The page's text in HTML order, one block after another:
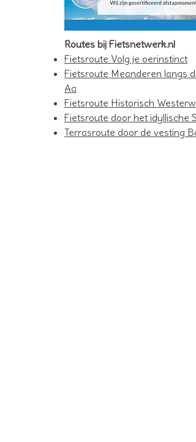
Routes bij Fietsnetwerk.nl
Fietsroute Volg je oerinstinct
Fietsroute Meanderen langs
Aa
Fietsroute Historisch
Fietsroute door het idyllische
Terrasroute door de vesting